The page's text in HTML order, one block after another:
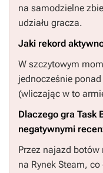
na samodzielne
udziału gracza.
Jaki rekord
W szczytowym
jednocześnie
(wliczając w to
Dlaczego gra Task
negatywnymi
Przez najazd
na Rynek Steam,